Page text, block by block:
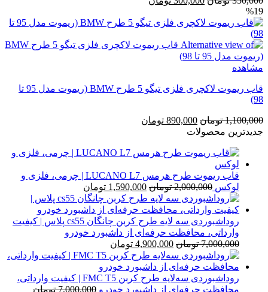
350,000 تومان
300,000 تومان
%19
مشاهده
قاب ریموت لاکچری فلزی تیگو 5 طرح BMW (ریموت مدل 95 تا
98)
1,100,000 تومان قیمت
اصلی
بود.
890,000 تومان
است.
جدیدترین محصولات
قاب ریموت طرح هرمس LUCANO L7 | چرمی، فلزی و
لوکس 2,000,000 تومان قیمت
اصلی
2,000,000 تومان
بود.
1,590,000 تومان
فعلی
1,590,000 تومان
است.روداشبوردی سه‌ لایه طرح کربن چانگان cs55 پلاس | کیفیت
وارداتی، محافظت حرفه‌ای از داشبورد خودرو
7,000,000 تومان قیمت
اصلی
7,000,000 تومان
بود.
4,900,000 تومان
فعلی
است.
روداشبوردی سه‌لایه طرح کربن FMC T5 | کیفیت وارداتی،
محافظت حرفه‌ای از داشبورد خودرو 7,000,000 تومان